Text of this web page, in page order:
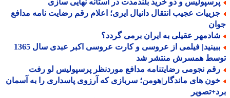
و دو خرید بلندمدت در آستانه نهایی سازی
عجیب انتقال دانیال ایری؛ اعلام رقم رضایت نامه مدافع
عقیلی به ایران برمی گردد؟
ببینید| فیلمی از عروسی و کارت عروسی اکبر عبدی سال 1365
همسرش منتشر شد
نجومی رضایتنامه مدافع موردنظر پرسپولیس لو رفت
های ماندگار|هومن؛ سربازی که آرزوی پاسداری را به آسمان